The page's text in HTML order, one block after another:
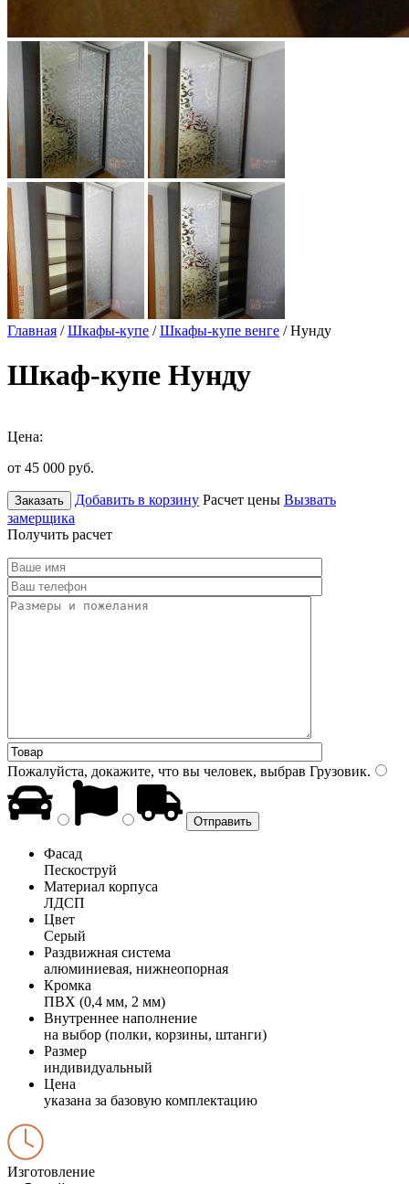
Главная /Шкафы-купе /Шкафы-купе венге / Нунду
Шкаф-купе Нунду
Цена:
от 45 000 руб.
Заказать Добавить в корзину Расчет цены Вызвать
замерщика
Получить расчет
Пожалуйста, докажите, что вы человек, выбрав Грузовик.
Фасад
Пескоструй
Материал корпуса
ЛДСП
Цвет
Серый
Раздвижная система
алюминиевая, нижнеопорная
Кромка
ПВХ (0,4 мм, 2 мм)
Внутреннее наполнение
на выбор (полки, корзины, штанги)
Размер
индивидуальный
Цена
указана за базовую комплектацию
Изготовление